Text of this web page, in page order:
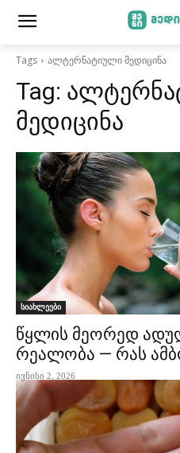
Tags ალტერნატიული მედიცინა
Tag:
მედიცინა
სიახლეები
წყლის მეორედ
რეალობა — რას
ივნისი 2, 2026